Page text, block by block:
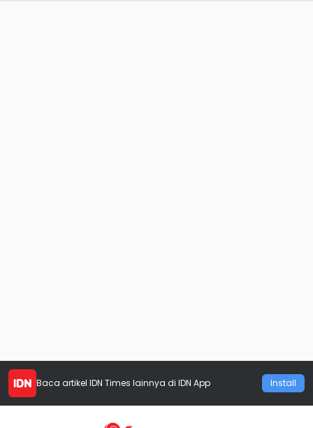
Baca artikel IDN Times lainnya di IDN App Install